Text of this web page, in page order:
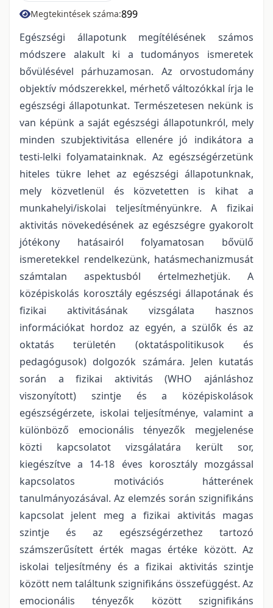
Megtekintések száma:899
Egészségi állapotunk megítélésének számos
módszere alakult ki a tudományos ismeretek
bővülésével párhuzamosan. Az orvostudomány
objektív módszerekkel, mérhető változókkal írja le
egészségi állapotunkat. Természetesen nekünk is
van képünk a saját egészségi állapotunkról, mely
minden szubjektivitása ellenére jó indikátora a
testi-lelki folyamatainknak. Az egészségérzetünk
hiteles tükre lehet az egészségi állapotunknak,
mely közvetlenül és közvetetten is kihat a
munkahelyi/iskolai teljesítményünkre. A fizikai
aktivitás növekedésének az egészségre gyakorolt
jótékony hatásairól folyamatosan bővülő
ismeretekkel rendelkezünk, hatásmechanizmusát
számtalan aspektusból értelmezhetjük. A
középiskolás korosztály egészségi állapotának és
fizikai aktivitásának vizsgálata hasznos
információkat hordoz az egyén, a szülők és az
oktatás területén (oktatáspolitikusok és
pedagógusok) dolgozók számára. Jelen kutatás
során a fizikai aktivitás (WHO ajánláshoz
viszonyított) szintje és a középiskolások
egészségérzete, iskolai teljesítménye, valamint a
különböző emocionális tényezők megjelenése
közti kapcsolatot vizsgálatára került sor,
kiegészítve a 14-18 éves korosztály mozgással
kapcsolatos motivációs hátterének
tanulmányozásával. Az elemzés során szignifikáns
kapcsolat jelent meg a fizikai aktivitás magas
szintje és az egészségérzethez tartozó
számszerűsített érték magas értéke között. Az
iskolai teljesítmény és a fizikai aktivitás szintje
között nem találtunk szignifikáns összefüggést. Az
emocionális tényezők között szignifikáns